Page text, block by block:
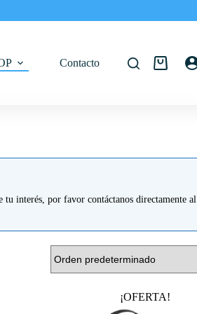
Contacto
Carro
tu interés, por favor contáctanos directamente al
¡OFERTA!